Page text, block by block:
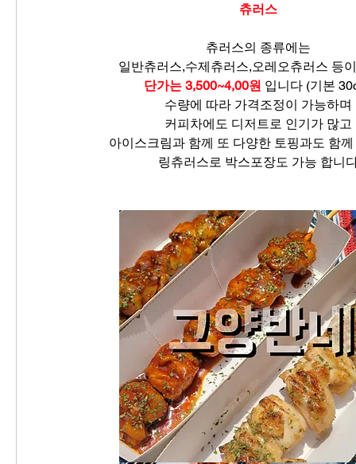
츄러스
츄러스의 종류에는
일반츄러스,수제츄러스,오레오츄러스 등
단가는 3,500~4,00원 입니다 (기본
수량에 따라 가격조정이 가능하며
커피차에도 디저트로 인기가 많고
아이스크림과 함께 또 다양한 토핑과도 함
링츄러스로 박스포장도 가능 합니